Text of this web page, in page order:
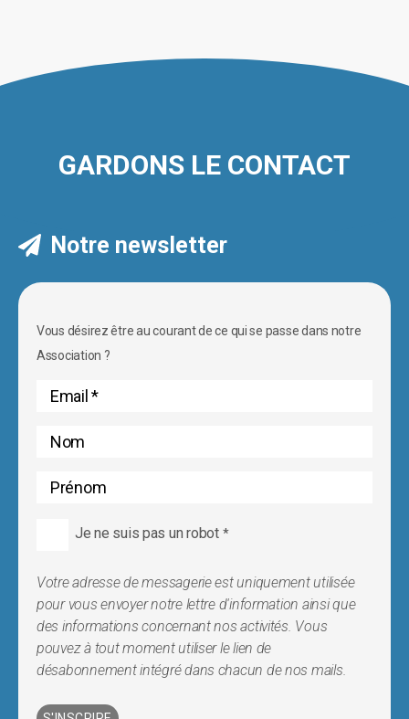
GARDONS LE CONTACT
Notre newsletter
Vous désirez être au courant de ce qui se passe dans notre
Association ?
Je ne suis pas un robot *
Votre adresse de messagerie est uniquement utilisée
pour vous envoyer notre lettre d'information ainsi que
des informations concernant nos activités. Vous
pouvez à tout moment utiliser le lien de
désabonnement intégré dans chacun de nos mails.